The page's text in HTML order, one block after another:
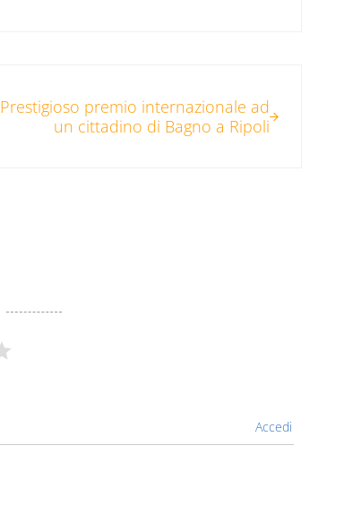
Prestigioso premio internazionale ad
un cittadino di Bagno a Ripoli
Accedi